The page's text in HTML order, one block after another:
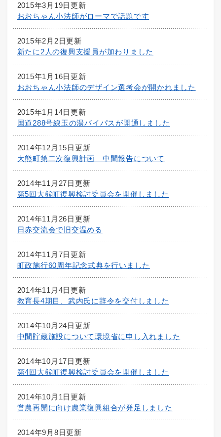
2015年3月19日更新
おおちゃん小法師がローマで話題です
2015年2月2日更新
新たに2人の復興支援員が加わりました
2015年1月16日更新
おおちゃん小法師のデザイン選考会が開かれました
2015年1月14日更新
国道288号線玉の湯バイパスが開通しました
2014年12月15日更新
大熊町第二次復興計画 中間報告について
2014年11月27日更新
第5回大熊町復興検討委員会を開催しました
2014年11月26日更新
日赤交流会で旧交温める
2014年11月7日更新
町政施行60周年記念式典を行いました
2014年11月4日更新
教育長4期目、武内氏に辞令を交付しました
2014年10月24日更新
中間貯蔵施設について環境省に申し入れました
2014年10月17日更新
第4回大熊町復興検討委員会を開催しました
2014年10月1日更新
営農再開に向け農業復興組合が発足しました
2014年9月8日更新